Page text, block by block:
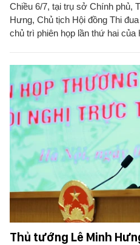
Chiều 6/7, tại trụ sở Chính phủ,
Hưng, Chủ tịch Hội đồng Thi
chủ trì phiên họp lần thứ hai của
Thủ tướng Lê Minh